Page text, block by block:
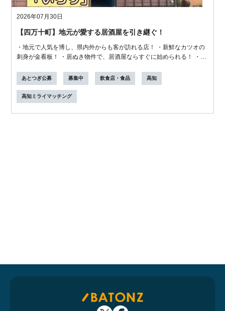
2026年07月30日
【四万十町】地元が愛する居酒屋を引き継ぐ！
・地元で人気を博し、県内外からも客が訪れる店！ ・新鮮なカツオの
刺身が金看板！ ・居ぬき物件で、居酒屋ならすぐに始められる！ ・小
あとつぎ公募 募集中 飲食店・食品 高知
高知ミライマッチング